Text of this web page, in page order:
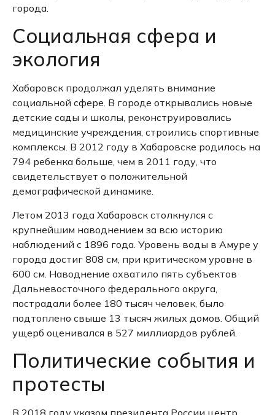
города.
Социальная сфера и
экология
Хабаровск продолжал уделять внимание
социальной сфере. В городе открывались новые
детские сады и школы, реконструировались
медицинские учреждения, строились спортивные
комплексы. В 2012 году в Хабаровске родилось на
794 ребенка больше, чем в 2011 году, что
свидетельствует о положительной
демографической динамике.
Летом 2013 года Хабаровск столкнулся с
крупнейшим наводнением за всю историю
наблюдений с 1896 года. Уровень воды в Амуре у
города достиг 808 см, при критическом уровне в
600 см. Наводнение охватило пять субъектов
Дальневосточного федерального округа,
пострадали более 180 тысяч человек, было
подтоплено свыше 13 тысяч жилых домов. Общий
ущерб оценивался в 527 миллиардов рублей.
Политические события и
протесты